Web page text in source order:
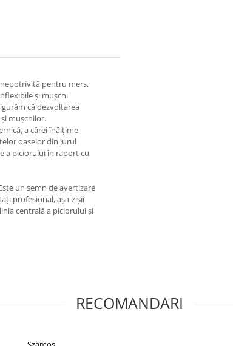
pentru mers,
și mușchi
că dezvoltarea
mușchilor.
a cărei înălțime
oaselor din jurul
a piciorului în raport cu
un semn de avertizare
profesional, așa-zișii
centrală a piciorului și
RECOMANDARI